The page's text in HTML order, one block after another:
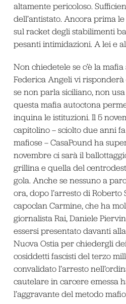
altamente pericoloso.
dell’antistato. Ancora prima
sul racket degli stabilimenti
pesanti intimidazioni. A lei e
Non chiedetele se c’è la
Federica Angeli vi risponderà
se non parla siciliano, non
questa mafia autoctona
inquina le istituzioni. Il 5
capitolino – sciolto due anni
mafiose – CasaPound ha
novembre ci sarà il
grillina e quella del
gola. Anche se nessuno a
ora, dopo l’arresto di Roberto
capoclan Carmine, che ha
giornalista Rai, Daniele
essersi presentato davanti
Nuova Ostia per chiedergli
cosiddetti fascisti del terzo
convalidato l’arresto
cautelare in carcere emessa
l’aggravante del metodo